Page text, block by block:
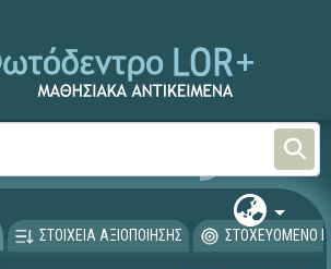
ΣΤΟΙΧΕΙΑ ΑΞΙΟΠΟΙΗΣΗΣ ΣΤΟΧΕΥΟΜΕΝΟ